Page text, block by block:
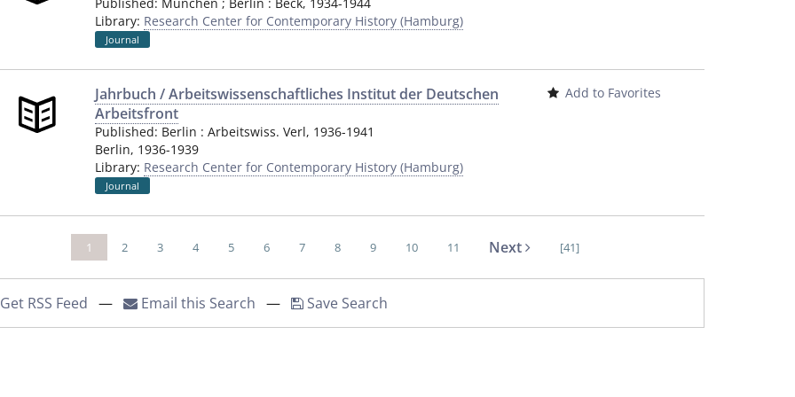
Library: Research Center for Contemporary History (Hamburg)
Journal
Jahrbuch / Arbeitswissenschaftliches Institut der Deutschen
Arbeitsfront
Published: Berlin : Arbeitswiss. Verl, 1936-1941
Berlin, 1936-1939
Library: Research Center for Contemporary History (Hamburg)
Journal
Add to Favorites
1 2 3 4 5 6 7 8 9 10 11 Next [41]
RSS Feed — Email this Search — Save Search